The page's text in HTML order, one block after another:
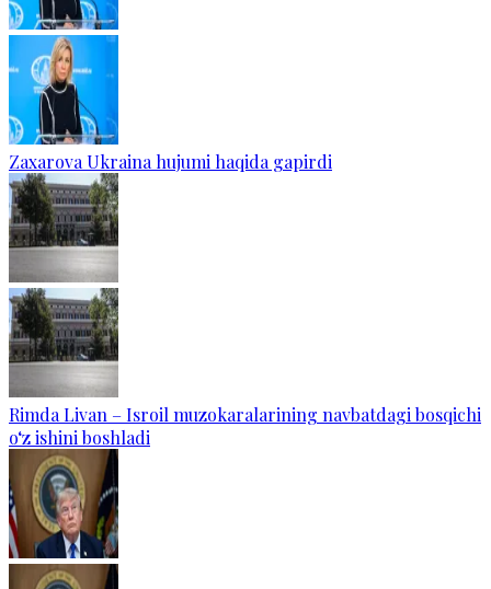
Zaxarova Ukraina hujumi haqida gapirdi
Rimda Livan – Isroil muzokaralarining navbatdagi bosqichi
o‘z ishini boshladi